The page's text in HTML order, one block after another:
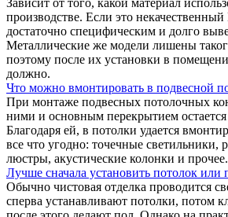
производстве. Если это
достаточно специфическим и долго
Металлические же модели лишены
поэтому после их установки в
должно.
Что можно вмонтировать в подвесной
При монтаже подвесных потолочных
ними и основным перекрытием остается
Благодаря ей, в потолки удается
все что угодно: точечные светильники,
люстры, акустические колонки и прочее.
Лучше сначала установить потолок или
Обычно чистовая отделка проводится
сперва устанавливают потолки, потом